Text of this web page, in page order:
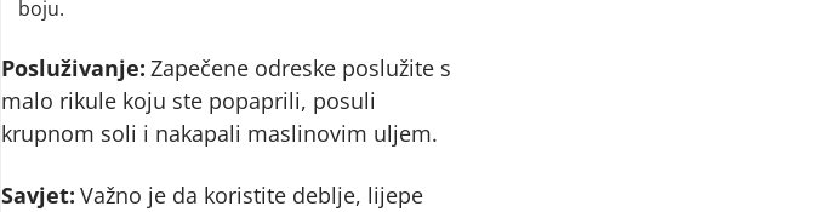
boju.
Posluživanje: Zapečene odreske poslužite s
malo rikule koju ste popaprili, posuli
krupnom soli i nakapali maslinovim uljem.
Savjet: Važno je da koristite deblje, lijepe